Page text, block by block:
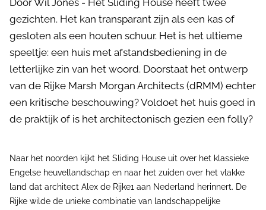
Door Wil Jones - Het Sliding House heeft twee
gezichten. Het kan transparant zijn als een kas of
gesloten als een houten schuur. Het is het ultieme
speeltje: een huis met afstandsbediening in de
letterlijke zin van het woord. Doorstaat het ontwerp
van de Rijke Marsh Morgan Architects (dRMM) echter
een kritische beschouwing? Voldoet het huis goed in
de praktijk of is het architectonisch gezien een folly?
Naar het noorden kijkt het Sliding House uit over het klassieke
Engelse heuvellandschap en naar het zuiden over het vlakke
land dat architect Alex de Rijke1 aan Nederland herinnert. De
Rijke wilde de unieke combinatie van landschappelijke